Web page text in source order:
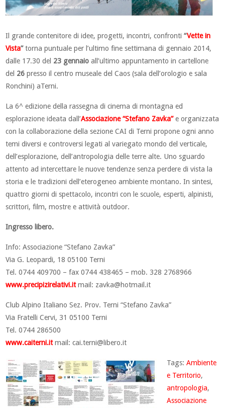
Il grande contenitore di idee, progetti, incontri, confronti“Vette in
Vista”torna puntuale per l’ultimo fine settimana di gennaio 2014,
dalle 17.30 del 23 gennaio all’ultimo appuntamento in cartellone
del 26 presso il centro museale del Caos (sala dell’orologio e sala
Ronchini) aTerni.
La 6^ edizione della rassegna di cinema di montagna ed
esplorazione ideata dall’Associazione “Stefano Zavka”e organizzata
con la collaborazione della sezione CAI di Terni propone ogni anno
temi diversi e controversi legati al variegato mondo del verticale,
dell’esplorazione, dell’antropologia delle terre alte. Uno sguardo
attento ad intercettare le nuove tendenze senza perdere di vista la
storia e le tradizioni dell’eterogeneo ambiente montano. In sintesi,
quattro giorni di spettacolo, incontri con le scuole, esperti, alpinisti,
scrittori, film, mostre e attività outdoor.
Ingresso libero.
Info: Associazione “Stefano Zavka”
Via G. Leopardi, 18 05100 Terni
Tel. 0744 409700 – fax 0744 438465 – mob. 328 2768966
www.precipizirelativi.it mail: zavka@hotmail.it
Club Alpino Italiano Sez. Prov. Terni “Stefano Zavka”
Via Fratelli Cervi, 31 05100 Terni
Tel. 0744 286500
www.caiterni.itmail:cai.terni@libero.it
Tags:Ambiente
e Territorio,
antropologia,
Associazione